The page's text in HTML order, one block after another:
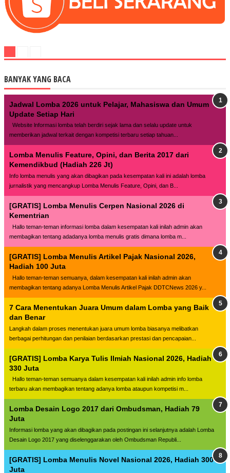
BANYAK YANG BACA
Jadwal Lomba 2026 untuk Pelajar, Mahasiswa dan Umum
Update Setiap Hari
Website lnformasi lomba telah berdiri sejak lama dan selalu update untuk
memberikan jadwal terkait dengan kompetisi terbaru setiap tahuan...
Lomba Menulis Feature, Opini, dan Berita 2017 dari
Kemendikbud (Hadiah 226 Jt)
Info lomba menulis yang akan dibagikan pada kesempatan kali ini adalah lomba
jurnalistik yang mencangkup Lomba Menulis Feature, Opini, dan B...
[GRATIS] Lomba Menulis Cerpen Nasional 2026 di
Kementrian
Hallo teman-teman informasi lomba dalam kesempatan kali inilah admin akan
membagikan tentang adadanya lomba menulis gratis dimana lomba m...
[GRATIS] Lomba Menulis Artikel Pajak Nasional 2026,
Hadiah 100 Juta
Hallo teman-teman semuanya, dalam kesempatan kali inilah admin akan
membagikan tentang adanya Lomba Menulis Artikel Pajak DDTCNews 2026 y...
7 Cara Menentukan Juara Umum dalam Lomba yang Baik
dan Benar
Langkah dalam proses menentukan juara umum lomba biasanya melibatkan
berbagai perhitungan dan penilaian berdasarkan prestasi dan pencapaian...
[GRATIS] Lomba Karya Tulis Ilmiah Nasional 2026, Hadiah
330 Juta
Hallo teman-teman semuanya dalam kesempatan kali inilah admin info lomba
terbaru akan membagikan tentang adanya lomba ataupun kompetisi m...
Lomba Desain Logo 2017 dari Ombudsman, Hadiah 79
Juta
Informasi lomba yang akan dibagikan pada postingan ini selanjutnya adalah Lomba
Desain Logo 2017 yang diselenggarakan oleh Ombudsman Republi...
[GRATIS] Lomba Menulis Novel Nasional 2026, Hadiah 300
Juta